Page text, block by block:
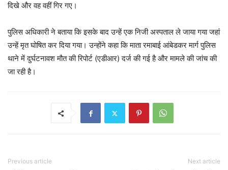
दिखे और वह वहीं गिर गए।
पुलिस अधिकारी ने बताया कि इसके बाद उन्हें एक निजी अस्पताल ले जाया गया जहां
उन्हें मृत घोषित कर दिया गया। उन्होंने कहा कि माता रमाबाई आंबेडकर मार्ग पुलिस
थाने में दुर्घटनावश मौत की रिपोर्ट (एडीआर) दर्ज की गई है और मामले की जांच की
जा रही है।
Previous article Next article